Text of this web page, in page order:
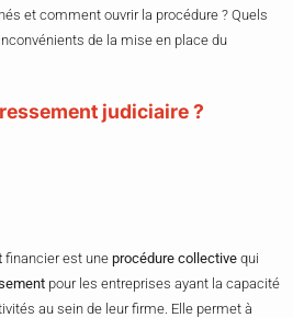
et comment ouvrir la procédure ? Quels
de la mise en place du
judiciaire ?
financier est une procédure collective qui
pour les entreprises ayant la capacité
au sein de leur firme. Elle permet à